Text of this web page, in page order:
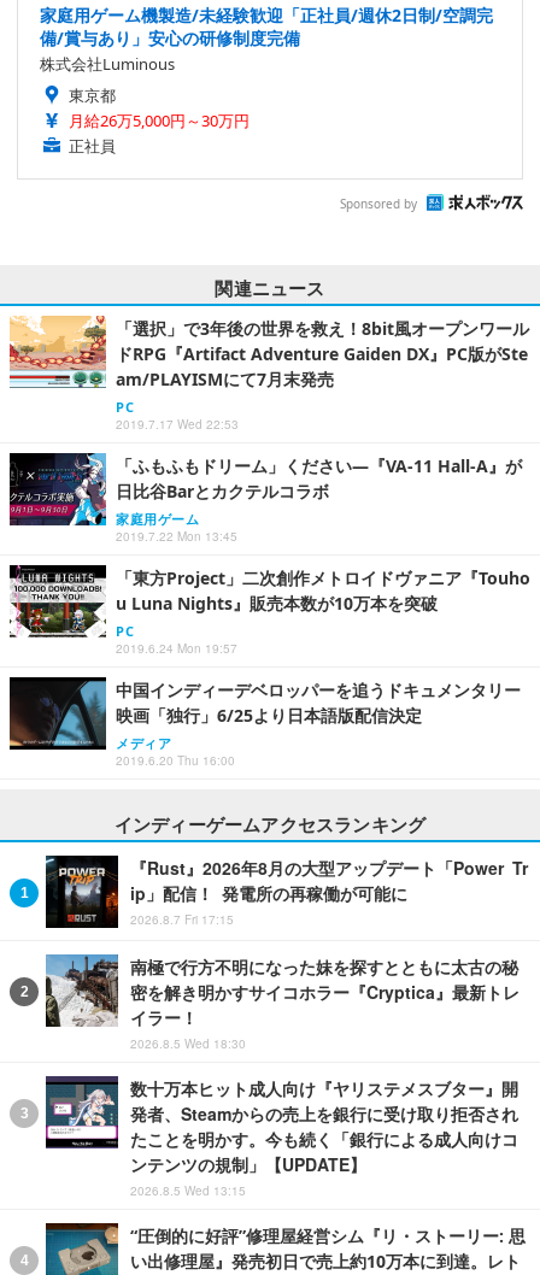
家庭用ゲーム機製造/未経験歓迎「正社員/週休2日制/空調完
備/賞与あり」安心の研修制度完備
株式会社Luminous
東京都
月給26万5,000円～30万円
正社員
Sponsored by
関連ニュース
「選択」で3年後の世界を救え！8bit風オープンワール
ドRPG『Artifact Adventure Gaiden DX』PC版がSte
am/PLAYISMにて7月末発売
PC
2019.7.17 Wed 22:53
「ふもふもドリーム」ください―『VA-11 Hall-A』が
日比谷Barとカクテルコラボ
家庭用ゲーム
2019.7.22 Mon 13:45
「東方Project」二次創作メトロイドヴァニア『Touho
u Luna Nights』販売本数が10万本を突破
PC
2019.6.24 Mon 19:57
中国インディーデベロッパーを追うドキュメンタリー
映画「独行」6/25より日本語版配信決定
メディア
2019.6.20 Thu 16:00
インディーゲームアクセスランキング
『Rust』2026年8月の大型アップデート「Power Tr
ip」配信！ 発電所の再稼働が可能に
2026.8.7 Fri 17:15
南極で行方不明になった妹を探すとともに太古の秘
密を解き明かすサイコホラー『Cryptica』最新トレ
イラー！
2026.8.5 Wed 18:30
数十万本ヒット成人向け『ヤリステメスブター』開
発者、Steamからの売上を銀行に受け取り拒否され
たことを明かす。今も続く「銀行による成人向けコ
ンテンツの規制」【UPDATE】
2026.8.5 Wed 13:15
“圧倒的に好評”修理屋経営シム『リ・ストーリー: 思
い出修理屋』発売初日で売上約10万本に到達。レト